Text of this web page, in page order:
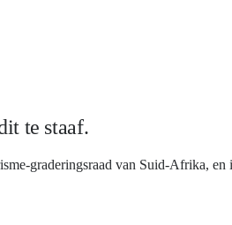
te staaf.
graderingsraad van Suid-Afrika,